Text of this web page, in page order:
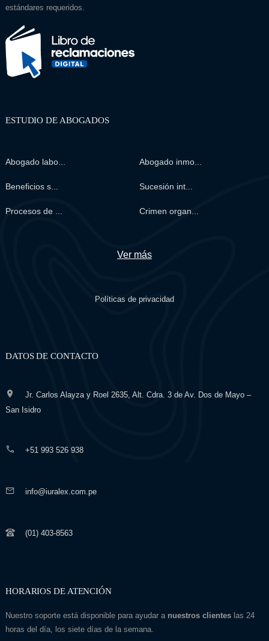
estándares requeridos.
ESTUDIO DE ABOGADOS
Abogado labo... Abogado inmo...
Beneficios s... Sucesión int...
Procesos de ... Crimen organ...
Ver más
Políticas de privacidad
DATOS DE CONTACTO
Jr. Carlos Alayza y Roel 2635, Alt. Cdra. 3 de Av. Dos de Mayo –
San Isidro
+51 993 526 938
info@iuralex.com.pe
(01) 403-8563
HORARIOS DE ATENCIÓN
Nuestro soporte está disponible para ayudar a nuestros clienteslas 24
horas del día, los siete días de la semana.